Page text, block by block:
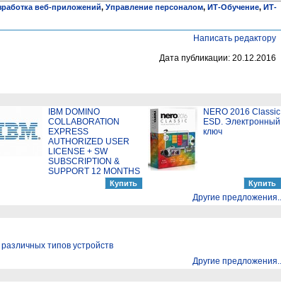
веб-приложений, Управление персоналом, ИТ-Обучение, ИТ-
Написать редактору
Дата публикации: 20.12.2016
IBM DOMINO
COLLABORATION
EXPRESS
AUTHORIZED USER
LICENSE + SW
SUBSCRIPTION &
SUPPORT 12 MONTHS
NERO 2016 Classic
ESD. Электронный
ключ
Другие предложения...
типов устройств
Другие предложения...